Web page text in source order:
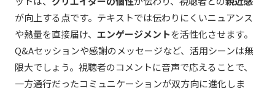
が向上する点です。テキストでは伝わりにくいニュアンス
や熱量を直接届け、 エンゲージメントを活性化させます。
Q&Aセッションや感謝のメッセージなど、活用シーンは無
限大でしょう。視聴者のコメントに音声で応えることで、
一方通行だったコミュニケーションが双方向に進化しま